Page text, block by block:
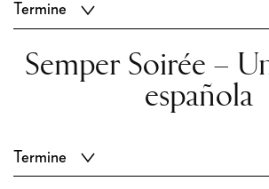
Termine
Semper Soirée –
española
Termine